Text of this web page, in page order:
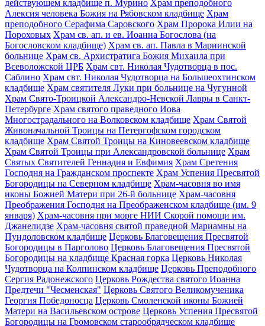
действующем кладбище п. Мурино Храм преподобного
Алексия человека Божия на Рябовском кладбище Храм
преподобного Серафима Саровского Храм Пророка Илии на
Пороховых Храм св. ап. и ев. Иоанна Богослова (на
Богословском кладбище) Храм св. ап. Павла в Мариинской
больнице Храм св. Архистратига Божия Михаила при
Всеволожской ЦРБ Храм свт. Николая Чудотворца в пос.
Саблино Храм свт. Николая Чудотворца на Большеохтинском
кладбище Храм святителя Луки при больнице на Чугунной
Храм Свято-Троицкой Александро-Невской Лавры в Санкт-
Петербурге Храм святого праведного Иова
Многострадального на Волковском кладбище Храм Святой
Живоначальной Троицы на Петергофском городском
кладбище Храм Святой Троицы на Киновеевском кладбище
Храм Святой Троицы при Александровской больнице Храм
Святых Святителей Геннадия и Евфимия Храм Сретения
Господня на Гражданском проспекте Храм Успения Пресвятой
Богородицы на Северном кладбище Храм-часовня во имя
иконы Божией Матери при 26-й больнице Храм-часовня
Преображения Господня на Преображенском кладбище (им. 9
января) Храм-часовня при морге НИИ Скорой помощи им.
Джанелидзе Храм-часовня святой праведной Мариамны на
Пундоловском кладбище Церковь Благовещения Пресвятой
Богородицы в Парголово Церковь Благовещения Пресвятой
Богородицы на кладбище Красная горка Церковь Николая
Чудотворца на Колпинском кладбище Церковь Преподобного
Сергия Радонежского Церковь Рождества святого Иоанна
Предтечи "Чесменская" Церковь Святого Великомученика
Георгия Победоносца Церковь Смоленской иконы Божией
Матери на Васильевском острове Церковь Успения Пресвятой
Богородицы на Громовском старообрядческом кладбище